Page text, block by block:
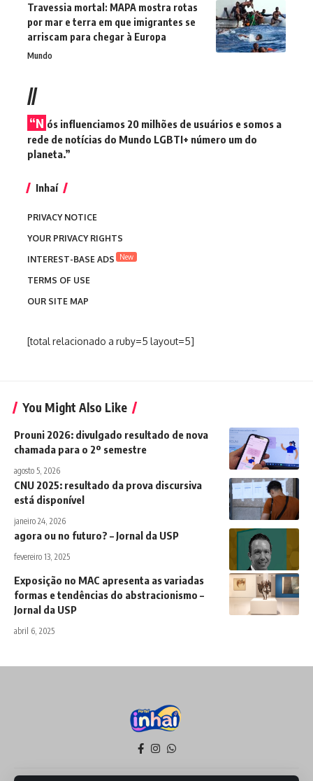
Travessia mortal: MAPA mostra rotas
por mar e terra em que imigrantes se
arriscam para chegar à Europa
Mundo
//
“N ós influenciamos 20 milhões de usuários e somos a
rede de notícias do Mundo LGBTI+ número um do
planeta.”
Inhaí
PRIVACY NOTICE
YOUR PRIVACY RIGHTS
INTEREST-BASE ADS
New
TERMS OF USE
OUR SITE MAP
[total relacionado a ruby=5 layout=5]
You Might Also Like
Prouni 2026: divulgado resultado de nova
chamada para o 2º semestre
agosto 5, 2026
CNU 2025: resultado da prova discursiva
está disponível
janeiro 24, 2026
agora ou no futuro? – Jornal da USP
fevereiro 13, 2025
Exposição no MAC apresenta as variadas
formas e tendências do abstracionismo –
Jornal da USP
abril 6, 2025